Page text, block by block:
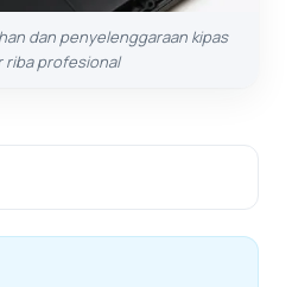
dan penyelenggaraan kipas
riba profesional